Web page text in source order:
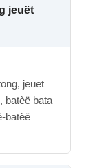
jeuët
jeuet
batèë bata
batèë